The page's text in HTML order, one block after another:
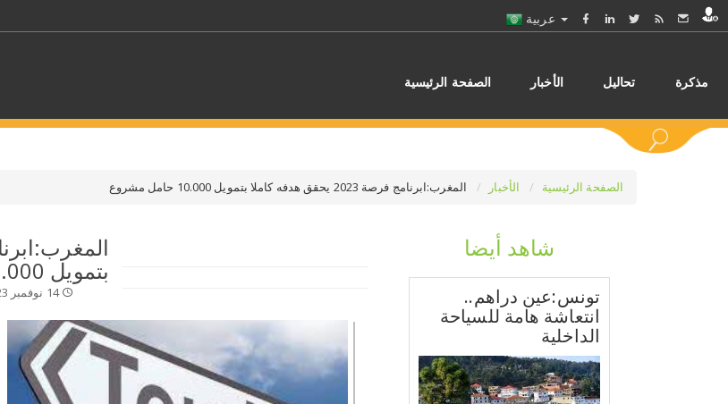
الصفحة الرئيسية الأخبار تحاليل مذكرة
حدد الفئة
الصفحة الرئيسية الأخبار المغرب:ابرنامج فرصة 2023 يحقق هدفه كاملا بتمويل 10.000 حامل مشروع
بتمويل 10.000 حامل مشروع
14 نوفمبر 2023 /
شاهد أيضا
تونس:عين دراهم..
انتعاشة هامة للسياحة
الداخلية